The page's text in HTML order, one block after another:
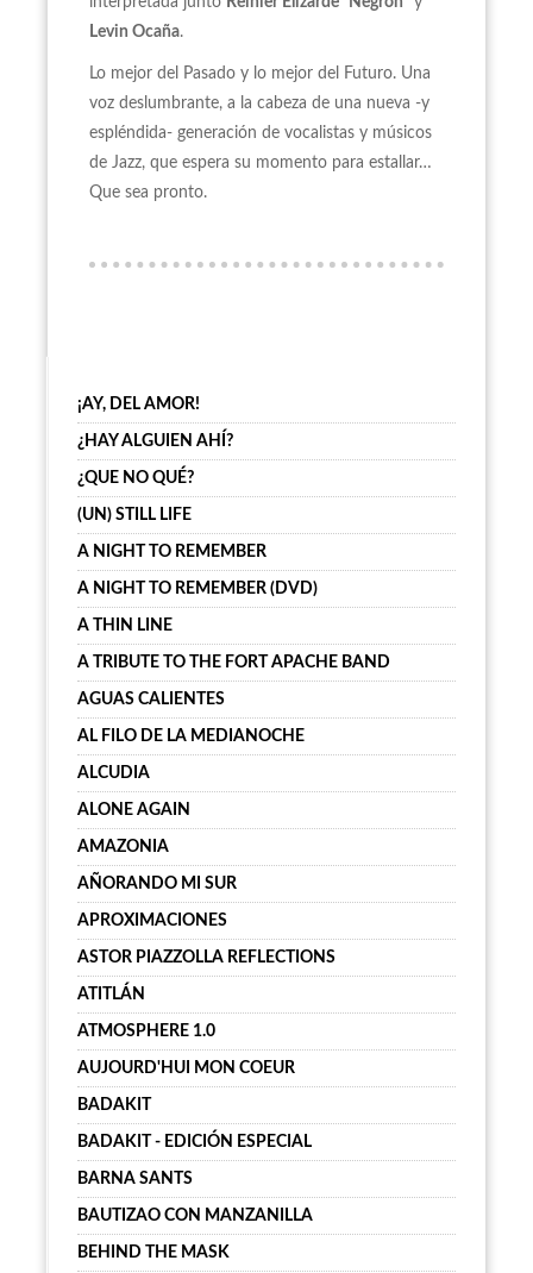
Levin Ocaña.
Lo mejor del Pasado y lo mejor del Futuro. Una
voz deslumbrante, a la cabeza de una nueva -y
espléndida- generación de vocalistas y músicos
de Jazz, que espera su momento para estallar…
Que sea pronto.
¡AY, DEL AMOR!
¿HAY ALGUIEN AHÍ?
¿QUE NO QUÉ?
(UN) STILL LIFE
A NIGHT TO REMEMBER
A NIGHT TO REMEMBER (DVD)
A THIN LINE
A TRIBUTE TO THE FORT APACHE BAND
AGUAS CALIENTES
AL FILO DE LA MEDIANOCHE
ALCUDIA
ALONE AGAIN
AMAZONIA
AÑORANDO MI SUR
APROXIMACIONES
ASTOR PIAZZOLLA REFLECTIONS
ATITLÁN
ATMOSPHERE 1.0
AUJOURD'HUI MON COEUR
BADAKIT
BADAKIT - EDICIÓN ESPECIAL
BARNA SANTS
BAUTIZAO CON MANZANILLA
BEHIND THE MASK